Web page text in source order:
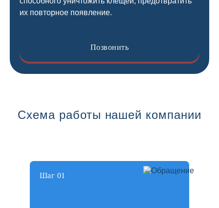
их повторное появление.
Позвонить
Схема работы нашей компании
Шаг 01